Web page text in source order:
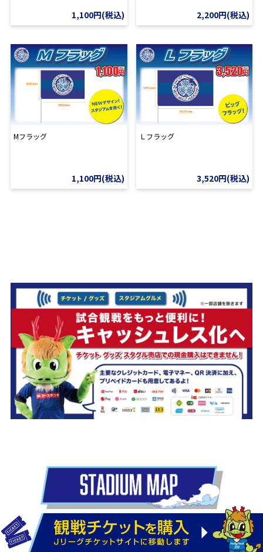
1,100円(税込) 2,200円(税込)
Мフラッグ
1,100円(税込)
Ｌフラッグ
3,520円(税込)
入場ゲートやブースの場所を
事前にチェック！